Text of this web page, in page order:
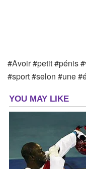
#Avoir #petit #pénis
#sport #selon #une